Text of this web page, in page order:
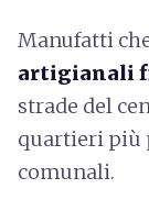
Manufatti
artigianali
strade del
quartieri più
comunali.